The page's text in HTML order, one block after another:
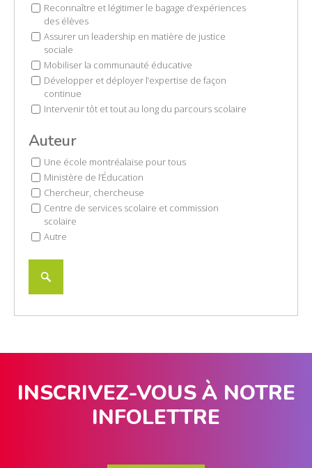
DÉVELOPPEMENT PROFESSIONNEL
MÉDIATION ARTISTIQUE ET CULTURELLE
DOCUMENTATION ET ÉVÉNEMENTS
Reconnaître et légitimer le bagage d’expériences
des élèves
Assurer un leadership en matière de justice
sociale
Mobiliser la communauté éducative
Développer et déployer l’expertise de façon
continue
Intervenir tôt et tout au long du parcours scolaire
Auteur
Une école montréalaise pour tous
Ministère de l’Éducation
Chercheur, chercheuse
Centre de services scolaire et commission
scolaire
Autre
INSCRIVEZ-VOUS À NOTRE
INFOLETTRE